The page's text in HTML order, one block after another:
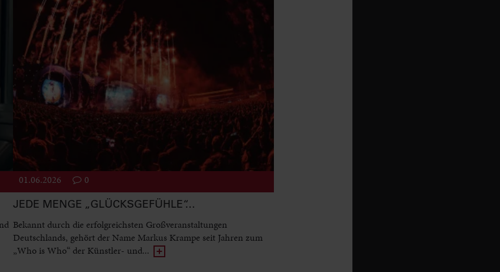
01.06.2026 0
JEDE MENGE „GLÜCKSGEFÜHLE“…
Bekannt durch die erfolgreichsten Großveranstaltungen
Deutschlands, gehört der Name Markus Krampe seit Jahren zum
„Who is Who“ der Künstler- und...